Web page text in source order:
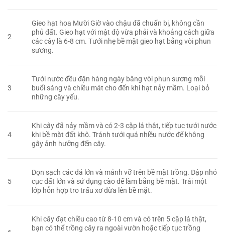
2
Gieo hạt hoa Mười Giờ vào chậu đã chuẩn bị, không cần
phủ đất. Gieo hạt với mật độ vừa phải và khoảng cách giữa
các cây là 6-8 cm. Tưới nhẹ bề mặt gieo hạt bằng vòi phun
sương.
3
Tưới nước đều đặn hàng ngày bằng vòi phun sương mỗi
buổi sáng và chiều mát cho đến khi hạt nảy mầm. Loại bỏ
những cây yếu.
4
Khi cây đã nảy mầm và có 2-3 cặp lá thật, tiếp tục tưới nước
khi bề mặt đất khô. Tránh tưới quá nhiều nước để không
gây ảnh hưởng đến cây.
5
Dọn sạch các đá lớn và mảnh vỡ trên bề mặt trồng. Đập nhỏ
cục đất lớn và sử dụng cào để làm bằng bề mặt. Trải một
lớp hỗn hợp tro trấu xơ dừa lên bề mặt.
Khi cây đạt chiều cao từ 8-10 cm và có trên 5 cặp lá thật,
bạn có thể trồng cây ra ngoài vườn hoặc tiếp tục trồng